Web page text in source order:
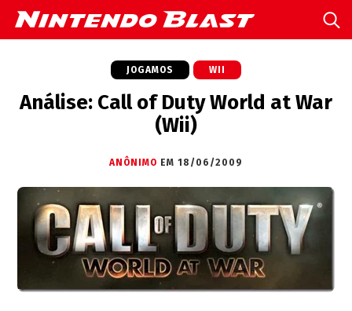
JOGAMOS WII
Análise: Call of Duty World at War
(Wii)
ANÔNIMO EM 18/06/2009